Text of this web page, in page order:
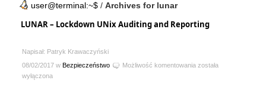
user@terminal:~$ / Archives for lunar
LUNAR – Lockdown UNix Auditing and Reporting
Napisał: Patryk Krawaczyński
08/02/2017 w Bezpieczeństwo Możliwość komentowania LUNAR
została
wyłączona